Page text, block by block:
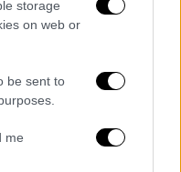
storage
on web or
be sent to
me
από το τροχαίο στις
μητέρα και γιος:
στο φορτηγό
δείχνει «άμεση
σε επιθέσεις σε
Η πρώτη δήλωση